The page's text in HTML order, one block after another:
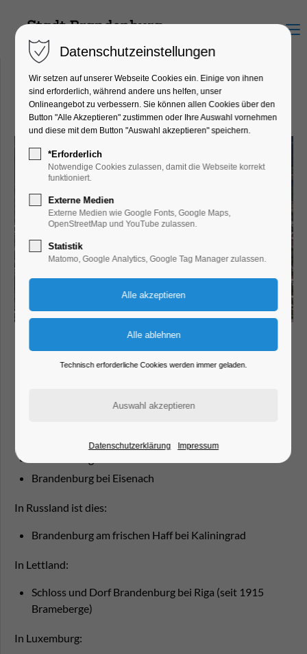
Menu
Die Brandenburgs in der Welt
Wussten Sie, dass bislang 12 Orte mit
bestehendem Namen "Brandenburg" auf der
Welt bekannt sind?
Brandenburg bei Husum in Schleswig Holstein
Brandenburg bei Eisenach
In Russland ist dies:
Brandenburg am frischen Haff bei Kaliningrad
In Lettland:
Schloss und Dorf Brandenburg bei Riga (seit 1915
Brameberge)
In Luxemburg:
Datenschutzeinstellungen
Wir setzen auf unserer Webseite Cookies ein. Einige von ihnen
sind erforderlich, während andere uns helfen, unser
Onlineangebot zu verbessern. Sie können allen Cookies über den
Button "Alle Akzeptieren" zustimmen oder Ihre Auswahl vornehmen
und diese mit dem Button "Auswahl akzeptieren" speichern.
*Erforderlich
Notwendige Cookies zulassen, damit die Webseite korrekt
funktioniert.
Externe Medien
Externe Medien wie Google Fonts, Google Maps,
OpenStreetMap und YouTube zulassen.
Statistik
Matomo, Google Analytics, Google Tag Manager zulassen.
Technisch erforderliche Cookies werden immer geladen.
Datenschutzerklärung Impressum